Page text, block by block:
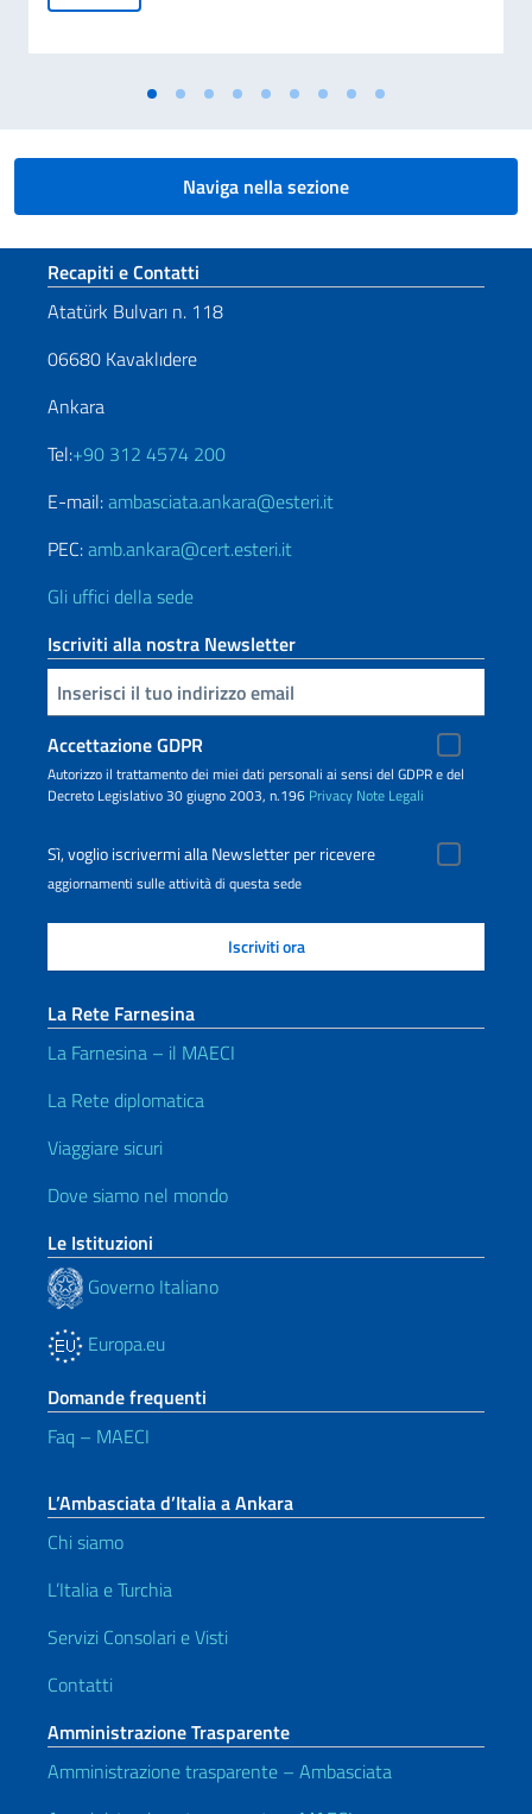
Naviga nella sezione
Sezione footer
Recapiti e Contatti
Atatürk Bulvarı n. 118
06680 Kavaklıdere
Ankara
Tel:+90 312 4574 200
E-mail:ambasciata.ankara@esteri.it
PEC:amb.ankara@cert.esteri.it
Gli uffici della sede
Iscriviti alla nostra Newsletter
Inserisci la tua email
Accettazione GDPR
Autorizzo il trattamento dei miei dati personali ai sensi del GDPR e del
Decreto Legislativo 30 giugno 2003, n.196 Privacy Note Legali
Sì, voglio iscrivermi alla Newsletter per ricevere
aggiornamenti sulle attività di questa sede
La Rete Farnesina
La Farnesina – il MAECI
La Rete diplomatica
Viaggiare sicuri
Dove siamo nel mondo
Le Istituzioni
Governo Italiano
Europa.eu
Domande frequenti
Faq – MAECI
L’Ambasciata d’Italia a Ankara
Chi siamo
L’Italia e Turchia
Servizi Consolari e Visti
Contatti
Amministrazione Trasparente
Amministrazione trasparente – Ambasciata